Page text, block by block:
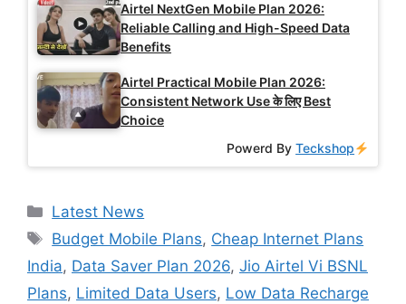
Airtel NextGen Mobile Plan 2026:
Reliable Calling and High-Speed Data
Benefits
Airtel Practical Mobile Plan 2026:
Consistent Network Use के लिए Best
Choice
Powerd ByTeckshop
Categories
Latest News
Tags
Budget Mobile Plans, Cheap Internet Plans
India, Data Saver Plan 2026, Jio Airtel Vi BSNL
Plans, Limited Data Users, Low Data Recharge